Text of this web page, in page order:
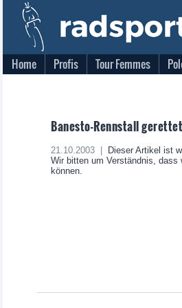
Home Profis Tour Femmes
Banesto-Rennstall
21.10.2003 |
Dieser Artikel ist
Wir bitten um Verständnis, dass
können.